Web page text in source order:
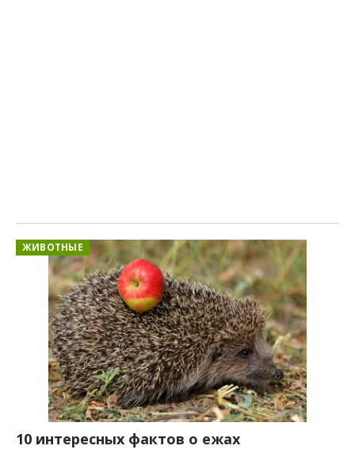
ЖИВОТНЫЕ
10 интересных фактов о ежах